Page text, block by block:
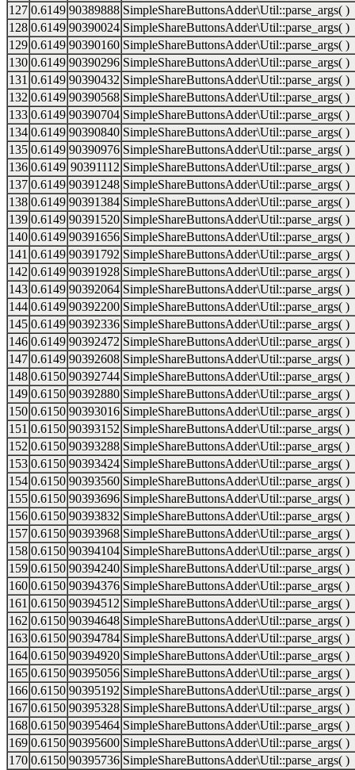
127 0.6149 90389888 SimpleShareButtonsAdder\Util::parse_args( )
128 0.6149 90390024 SimpleShareButtonsAdder\Util::parse_args( )
129 0.6149 90390160 SimpleShareButtonsAdder\Util::parse_args( )
130 0.6149 90390296 SimpleShareButtonsAdder\Util::parse_args( )
131 0.6149 90390432 SimpleShareButtonsAdder\Util::parse_args( )
132 0.6149 90390568 SimpleShareButtonsAdder\Util::parse_args( )
133 0.6149 90390704 SimpleShareButtonsAdder\Util::parse_args( )
134 0.6149 90390840 SimpleShareButtonsAdder\Util::parse_args( )
135 0.6149 90390976 SimpleShareButtonsAdder\Util::parse_args( )
136 0.6149 90391112 SimpleShareButtonsAdder\Util::parse_args( )
137 0.6149 90391248 SimpleShareButtonsAdder\Util::parse_args( )
138 0.6149 90391384 SimpleShareButtonsAdder\Util::parse_args( )
139 0.6149 90391520 SimpleShareButtonsAdder\Util::parse_args( )
140 0.6149 90391656 SimpleShareButtonsAdder\Util::parse_args( )
141 0.6149 90391792 SimpleShareButtonsAdder\Util::parse_args( )
142 0.6149 90391928 SimpleShareButtonsAdder\Util::parse_args( )
143 0.6149 90392064 SimpleShareButtonsAdder\Util::parse_args( )
144 0.6149 90392200 SimpleShareButtonsAdder\Util::parse_args( )
145 0.6149 90392336 SimpleShareButtonsAdder\Util::parse_args( )
146 0.6149 90392472 SimpleShareButtonsAdder\Util::parse_args( )
147 0.6149 90392608 SimpleShareButtonsAdder\Util::parse_args( )
148 0.6150 90392744 SimpleShareButtonsAdder\Util::parse_args( )
149 0.6150 90392880 SimpleShareButtonsAdder\Util::parse_args( )
150 0.6150 90393016 SimpleShareButtonsAdder\Util::parse_args( )
151 0.6150 90393152 SimpleShareButtonsAdder\Util::parse_args( )
152 0.6150 90393288 SimpleShareButtonsAdder\Util::parse_args( )
153 0.6150 90393424 SimpleShareButtonsAdder\Util::parse_args( )
154 0.6150 90393560 SimpleShareButtonsAdder\Util::parse_args( )
155 0.6150 90393696 SimpleShareButtonsAdder\Util::parse_args( )
156 0.6150 90393832 SimpleShareButtonsAdder\Util::parse_args( )
157 0.6150 90393968 SimpleShareButtonsAdder\Util::parse_args( )
158 0.6150 90394104 SimpleShareButtonsAdder\Util::parse_args( )
159 0.6150 90394240 SimpleShareButtonsAdder\Util::parse_args( )
160 0.6150 90394376 SimpleShareButtonsAdder\Util::parse_args( )
161 0.6150 90394512 SimpleShareButtonsAdder\Util::parse_args( )
162 0.6150 90394648 SimpleShareButtonsAdder\Util::parse_args( )
163 0.6150 90394784 SimpleShareButtonsAdder\Util::parse_args( )
164 0.6150 90394920 SimpleShareButtonsAdder\Util::parse_args( )
165 0.6150 90395056 SimpleShareButtonsAdder\Util::parse_args( )
166 0.6150 90395192 SimpleShareButtonsAdder\Util::parse_args( )
167 0.6150 90395328 SimpleShareButtonsAdder\Util::parse_args( )
168 0.6150 90395464 SimpleShareButtonsAdder\Util::parse_args( )
169 0.6150 90395600 SimpleShareButtonsAdder\Util::parse_args( )
170 0.6150 90395736 SimpleShareButtonsAdder\Util::parse_args( )